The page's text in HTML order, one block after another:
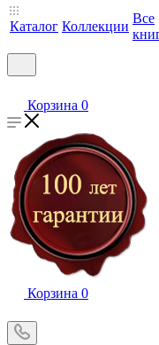
Каталог Коллекции
Все
Корзина 0
Корзина 0